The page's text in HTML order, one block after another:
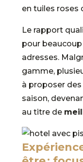
en tuiles roses
Le rapport
pour
adresses.
gamme,
à proposer
saison,
au titre de